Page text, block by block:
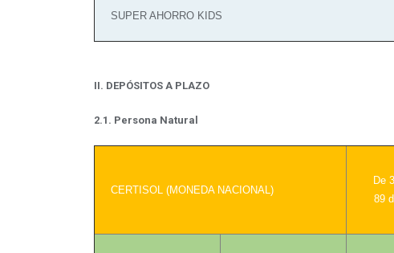
SUPER AHORRO KIDS
II. DEPÓSITOS A PLAZO
2.1. Persona Natural
CERTISOL (MONEDA NACIONAL)
De
89